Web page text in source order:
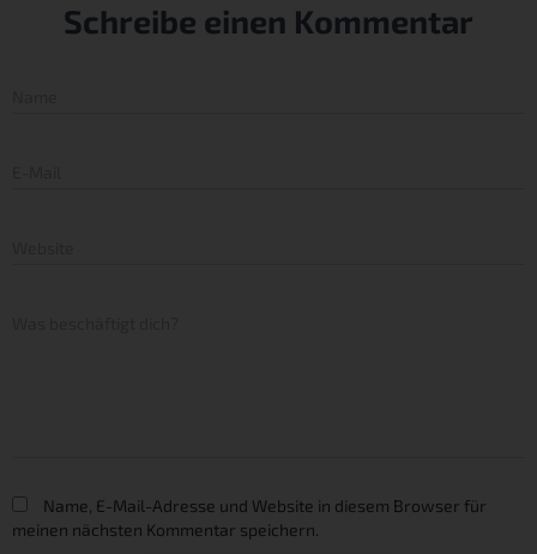
Schreibe einen Kommentar
Name, E-Mail-Adresse und Website in diesem Browser für
meinen nächsten Kommentar speichern.